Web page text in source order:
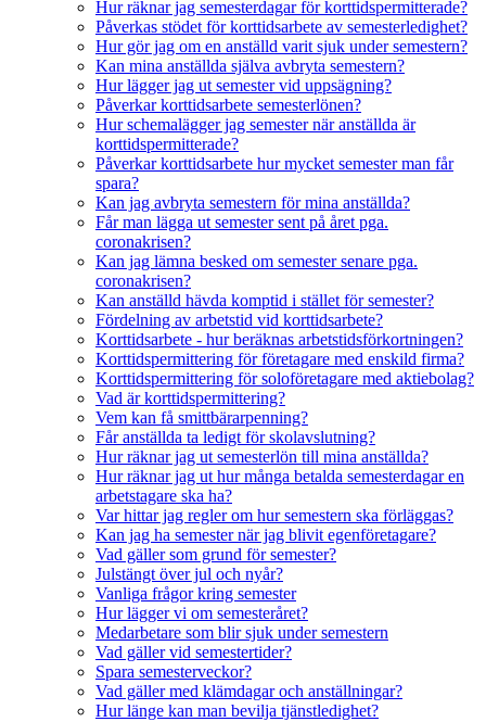
Hur räknar jag semesterdagar för korttidspermitterade?
Påverkas stödet för korttidsarbete av semesterledighet?
Hur gör jag om en anställd varit sjuk under semestern?
Kan mina anställda själva avbryta semestern?
Hur lägger jag ut semester vid uppsägning?
Påverkar korttidsarbete semesterlönen?
Hur schemalägger jag semester när anställda är
korttidspermitterade?
Påverkar korttidsarbete hur mycket semester man får
spara?
Kan jag avbryta semestern för mina anställda?
Får man lägga ut semester sent på året pga.
coronakrisen?
Kan jag lämna besked om semester senare pga.
coronakrisen?
Kan anställd hävda komptid i stället för semester?
Fördelning av arbetstid vid korttidsarbete?
Korttidsarbete - hur beräknas arbetstidsförkortningen?
Korttidspermittering för företagare med enskild firma?
Korttidspermittering för soloföretagare med aktiebolag?
Vad är korttidspermittering?
Vem kan få smittbärarpenning?
Får anställda ta ledigt för skolavslutning?
Hur räknar jag ut semesterlön till mina anställda?
Hur räknar jag ut hur många betalda semesterdagar en
arbetstagare ska ha?
Var hittar jag regler om hur semestern ska förläggas?
Kan jag ha semester när jag blivit egenföretagare?
Vad gäller som grund för semester?
Julstängt över jul och nyår?
Vanliga frågor kring semester
Hur lägger vi om semesteråret?
Medarbetare som blir sjuk under semestern
Vad gäller vid semestertider?
Spara semesterveckor?
Vad gäller med klämdagar och anställningar?
Hur länge kan man bevilja tjänstledighet?